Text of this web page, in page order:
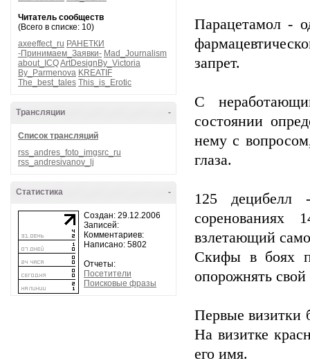
Читатель сообществ
(Всего в списке: 10)
axeeffect_ru РАНЕТКИ
-Принимаем_Заявки- Mad_Journalism
about_ICQArtDesignBy_Victoria
By_Parmenova KREATIF
The_best_tales This_is_Erotic
-
Трансляции
Список трансляций
rss_andres_foto_imgsrc_ru
rss_andresivanov_lj
-
Статистика
Создан: 29.12.2006
Записей:
Комментариев:
Написано: 5802
Отчеты:
Посетители
Поисковые фразы
Парацетамол -
запрет.
С
состоянии
нему с
глаза.
125 децибелл
соренованиях
взлетающий
Скифы в боях
опорожнять
Первые визитки
На визитке
его имя.